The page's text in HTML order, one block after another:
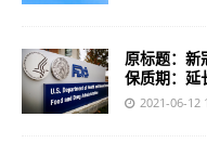
原标题：新
保质期：延
2021-06-12